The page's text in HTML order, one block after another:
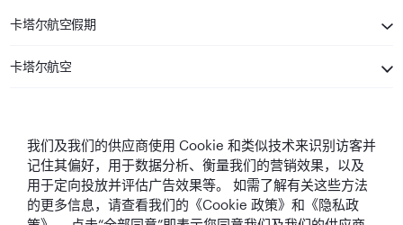
卡塔尔航空假期
卡塔尔航空
我们及我们的供应商使用 Cookie 和类似技术来识别访客并
记住其偏好，用于数据分析、衡量我们的营销效果，以及
用于定向投放并评估广告效果等。 如需了解有关这些方法
的更多信息，请查看我们的《Cookie 政策》和《隐私政